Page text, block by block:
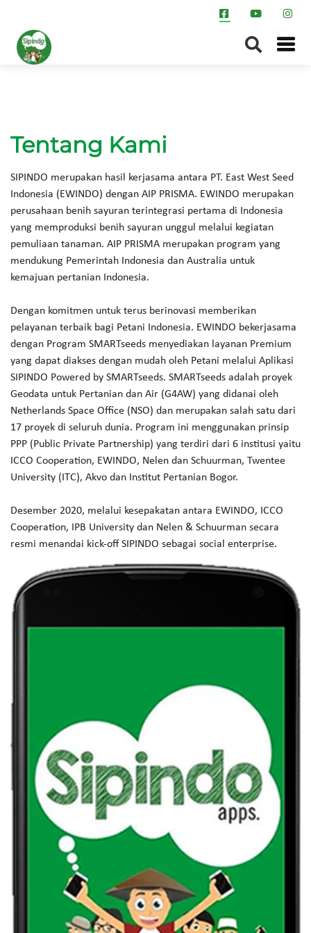
Tentang Kami
SIPINDO merupakan hasil kerjasama antara PT. East West Seed
Indonesia (EWINDO) dengan AIP PRISMA. EWINDO merupakan
perusahaan benih sayuran terintegrasi pertama di Indonesia
yang memproduksi benih sayuran unggul melalui kegiatan
pemuliaan tanaman. AIP PRISMA merupakan program yang
mendukung Pemerintah Indonesia dan Australia untuk
kemajuan pertanian Indonesia.
Dengan komitmen untuk terus berinovasi memberikan
pelayanan terbaik bagi Petani Indonesia. EWINDO bekerjasama
dengan Program SMARTseeds menyediakan layanan Premium
yang dapat diakses dengan mudah oleh Petani melalui Aplikasi
SIPINDO Powered by SMARTseeds. SMARTseeds adalah proyek
Geodata untuk Pertanian dan Air (G4AW) yang didanai oleh
Netherlands Space Office (NSO) dan merupakan salah satu dari
17 proyek di seluruh dunia. Program ini menggunakan prinsip
PPP (Public Private Partnership) yang terdiri dari 6 institusi yaitu
ICCO Cooperation, EWINDO, Nelen dan Schuurman, Twentee
University (ITC), Akvo dan Institut Pertanian Bogor.
Desember 2020, melalui kesepakatan antara EWINDO, ICCO
Cooperation, IPB University dan Nelen & Schuurman secara
resmi menandai kick-off SIPINDO sebagai social enterprise.